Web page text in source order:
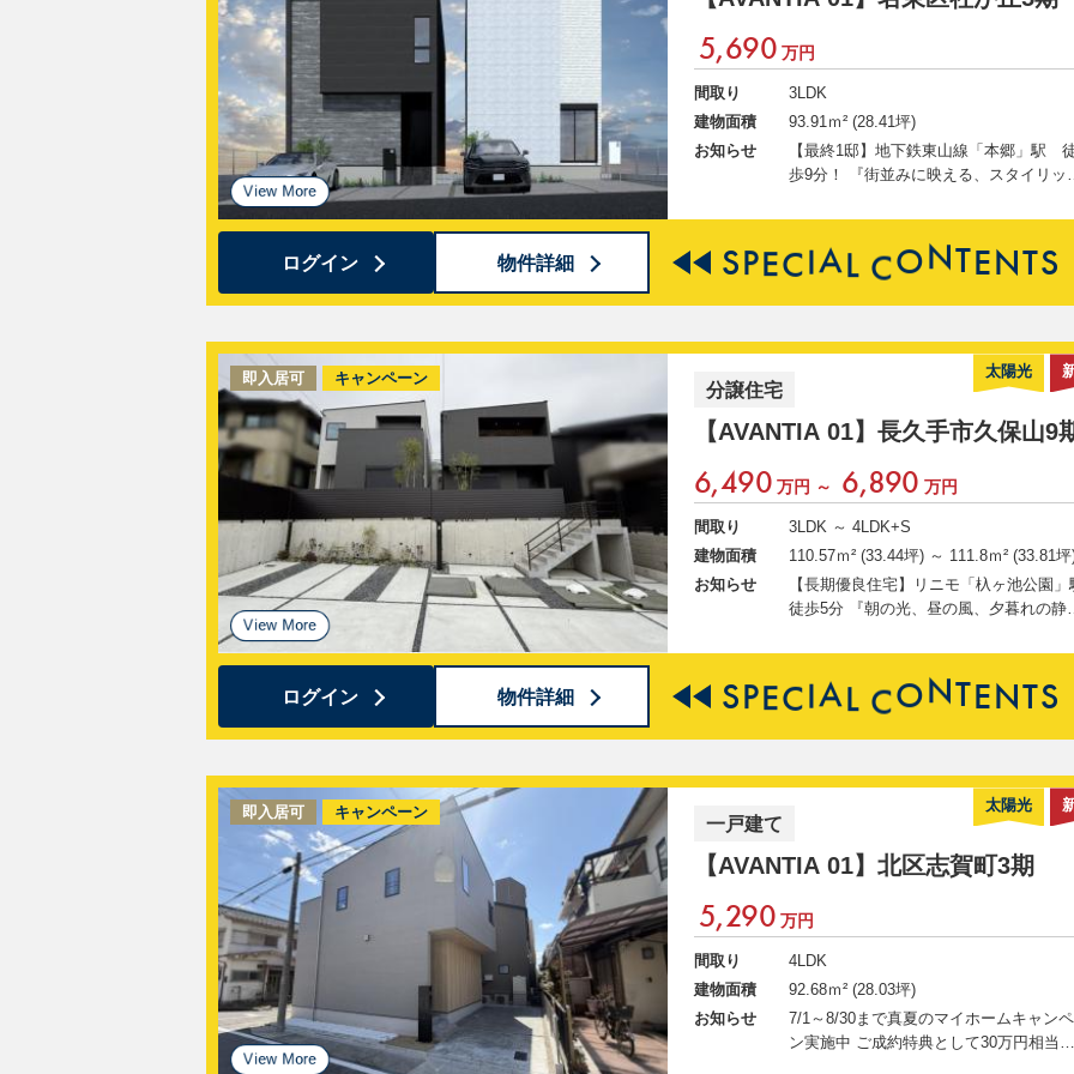
5,690 万円
間取り
3LDK
建物面積
93.91ｍ² (28.41坪)
お知らせ
【最終1邸】地下鉄東山線「本郷」駅
歩9分！ 『街並みに映える、スタイリッ
のマイホームキャンペーン実施中！ ご
特典として、最大30万円相当の家電・家
（ソファ）・カーテン・コーティング・
◆◇ 会員登録で、この物件の詳細・写
の 限定情報が今すぐ閲覧可能に！ 新規
員登録＆アンケートご回答でギフトカー
プレゼント！ ↓↓ 物件の詳細情報公開
中 ↓↓
ログイン 物件詳細 SPECIAL CONTENTS
即入居可 キャンペーン 太陽光
分譲住宅
【AVANTIA 01】 長久手市久保山9
6,490 万円 ～ 6,890 万円
間取り
3LDK ～ 4LDK+S
建物面積
110.57ｍ² (33.44坪) ～ 111.8ｍ² (33.81坪
お知らせ
【長期優良住宅】リニモ「杁ヶ池公園」
徒歩5分 『朝の光、昼の風、夕暮れの静
(水)～8/30(日)まで真夏のマイホームキ
ペーン実施中！ ご成約特典として、最大3
0万円相当の家電・家具（ソファ）・カー
NTIAクラブ会員募集中◆◇ 会員登録で
この物件の詳細・写真等の 限定情報が
ぐ閲覧可能に！ 新規会員登録＆アンケ
ご回答でギフトカードプレゼント！ ↓↓
物件の詳細情報公開中 ↓↓
ログイン 物件詳細 SPECIAL CONTENTS
即入居可 キャンペーン 太陽光
一戸建て
【AVANTIA 01】 北区志賀町3期
5,290 万円
間取り
4LDK
建物面積
92.68ｍ² (28.03坪)
お知らせ
7/1～8/30まで真夏のマイホームキャン
ン実施中 ご成約特典として30万円相当の